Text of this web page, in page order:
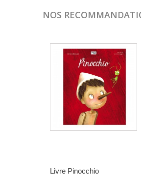
NOS
Livre Pinocchio